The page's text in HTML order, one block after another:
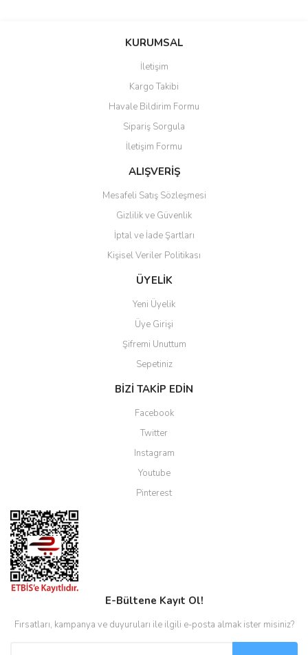
Bu ürüne ilk yorumu siz yapın!
Ürün hakkında henüz soru sorulmamış.
Ürün resmi kalitesiz, bozuk veya görüntülenemiyor.
Ürün açıklamasında eksik bilgiler bulunuyor.
Ürün bilgilerinde hatalar bulunuyor.
Ürün fiyatı diğer sitelerden daha pahalı.
Bu ürüne benzer farklı alternatifler olmalı.
Gönder
KURUMSAL
İletişim
Kargo Takibi
Havale Bildirim Formu
Sipariş Sorgula
İletişim Formu
ALIŞVERİŞ
Mesafeli Satış Sözleşmesi
Gizlilik ve Güvenlik
İptal ve İade Şartları
Kişisel Veriler Politikası
ÜYELİK
Yeni Üyelik
Üye Girişi
Şifremi Unuttum
Sepetiniz
BİZİ TAKİP EDİN
Facebook
Twitter
Instagram
Youtube
Pinterest
E-Bültene Kayıt Ol!
Fırsatları, kampanya ve duyuruları ile ilgili e-posta almak ister misiniz?